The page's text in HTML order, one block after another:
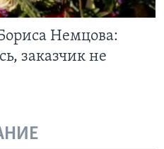
Немцова:
заказчик не